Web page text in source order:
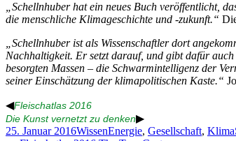
„Schellnhuber hat ein neues Buch veröffentlicht,
die menschliche Klimageschichte und -zukunft.“
„Schellnhuber ist als Wissenschaftler dort
Nachhaltigkeit. Er setzt darauf, und gibt dafür
besorgten Massen – die Schwarmintelligenz der
seiner Einschätzung der klimapolitischen Kaste.“
◀Fleischatlas 2016
Die Kunst vernetzt zu denken▶
25. Januar 2016WissenEnergie, Gesellschaft, Klima